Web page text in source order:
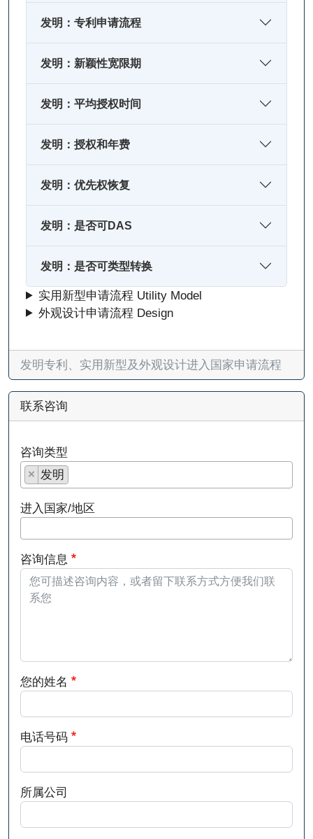
发明：专利申请流程
发明：新颖性宽限期
发明：平均授权时间
发明：授权和年费
发明：优先权恢复
发明：是否可DAS
发明：是否可类型转换
实用新型申请流程 Utility Model
外观设计申请流程 Design
发明专利、实用新型及外观设计进入国家申请流程
联系咨询
咨询类型
× 发明
进入国家/地区
咨询信息
您的姓名
电话号码
所属公司